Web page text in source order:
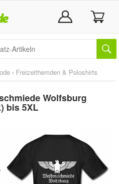
› Freizeithemden & Poloshirts
Wolfsburg
bis 5XL